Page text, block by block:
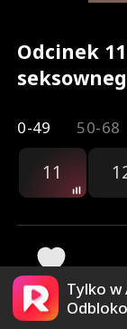
Odcinek
0-49 50-68
11
332 Tylko w